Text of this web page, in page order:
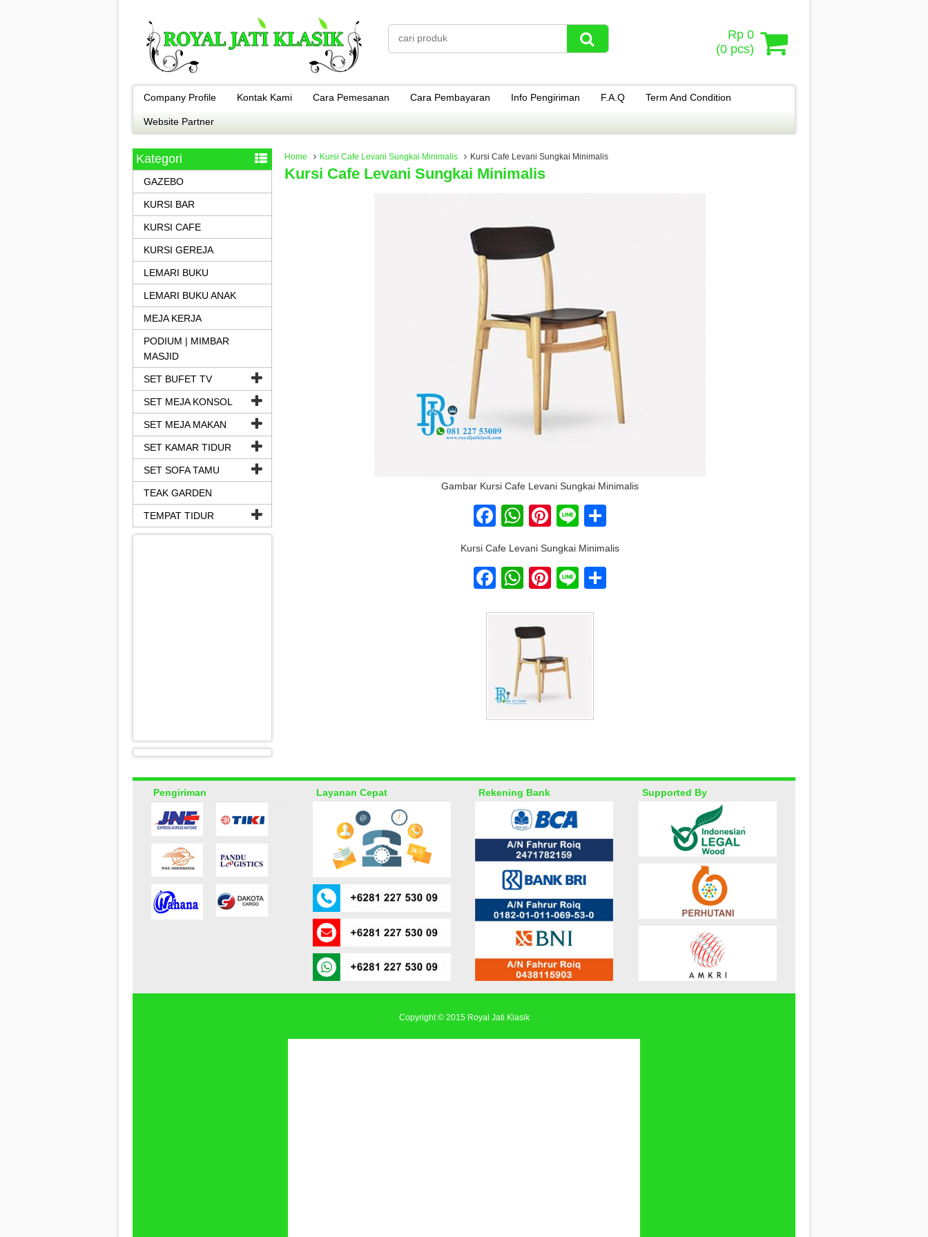
Rp 0
(0 pcs)
Company Profile Kontak Kami Cara Pemesanan Cara Pembayaran Info Pengiriman F.A.Q Term And Condition
Website Partner
Home Kursi Cafe Levani Sungkai Minimalis Kursi Cafe Levani Sungkai Minimalis
Kursi Cafe Levani Sungkai Minimalis
Gambar Kursi Cafe Levani Sungkai Minimalis
Facebook
WhatsApp
Pinterest
Line
Kursi Cafe Levani Sungkai Minimalis
Facebook
WhatsApp
Pinterest
Line
Kategori
GAZEBO
KURSI BAR
KURSI CAFE
KURSI GEREJA
LEMARI BUKU
LEMARI BUKU ANAK
MEJA KERJA
PODIUM | MIMBAR
MASJID
SET BUFET TV
SET MEJA KONSOL
SET MEJA MAKAN
SET KAMAR TIDUR
SET SOFA TAMU
TEAK GARDEN
TEMPAT TIDUR
Pengiriman Layanan Cepat Rekening Bank Supported By
Copyright © 2015 Royal Jati Klasik